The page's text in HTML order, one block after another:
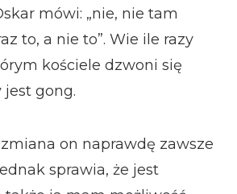
mówi: „nie, nie tam
to, a nie to”. Wie ile razy
kościele dzwoni się
gong.
on naprawdę zawsze
sprawia, że jest